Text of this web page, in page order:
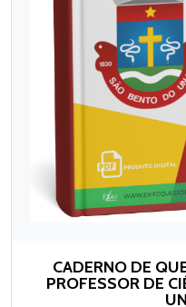
CADERNO DE
PROFESSOR DE